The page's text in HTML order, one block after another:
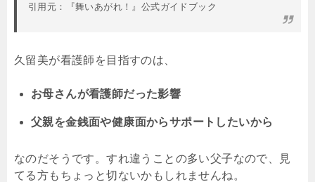
引用元：『舞いあがれ！』公式ガイドブック
久留美が看護師を目指すのは、
お母さんが看護師だった影響
父親を金銭面や健康面からサポートしたいから
なのだそうです。すれ違うことの多い父子なので、見
てる方もちょっと切ないかもしれませんね。